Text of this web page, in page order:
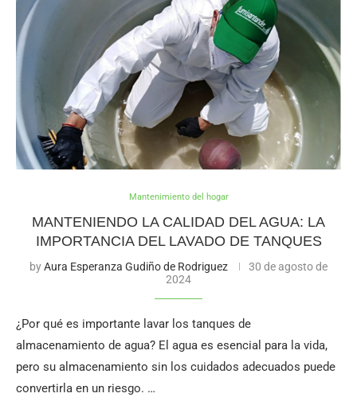
Mantenimiento del hogar
MANTENIENDO LA CALIDAD DEL AGUA: LA
IMPORTANCIA DEL LAVADO DE TANQUES
byAura Esperanza Gudiño de Rodriguez
30 de agosto de
2024
¿Por qué es importante lavar los tanques de
almacenamiento de agua? El agua es esencial para la vida,
pero su almacenamiento sin los cuidados adecuados puede
convertirla en un riesgo. …